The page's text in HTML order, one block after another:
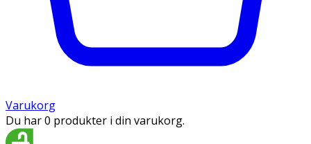
Varukorg
Du har 0 produkter i din varukorg.